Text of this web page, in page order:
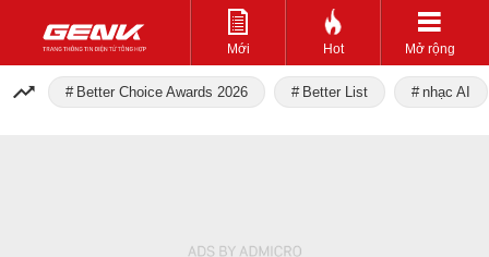
Mới Hot Mở rộng
Better Choice Awards 2026 Better List nhạc AI